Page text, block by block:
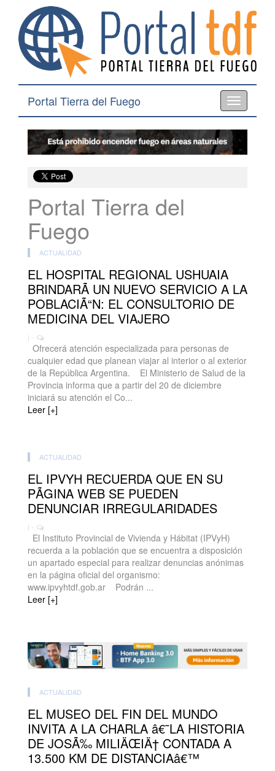
Toggle
navigation
Portal Tierra del Fuego
Portal Tierra del
Fuego
ACTUALIDAD
EL HOSPITAL REGIONAL USHUAIA
BRINDARÃ UN NUEVO SERVICIO A LA
POBLACIÃ“N: EL CONSULTORIO DE
MEDICINA DEL VIAJERO
| -
Ofrecerá atención especializada para personas de
cualquier edad que planean viajar al interior o al exterior
de la República Argentina. El Ministerio de Salud de la
Provincia informa que a partir del 20 de diciembre
iniciará su atención el Co...
Leer [+]
ACTUALIDAD
EL IPVYH RECUERDA QUE EN SU
PÃGINA WEB SE PUEDEN
DENUNCIAR IRREGULARIDADES
| -
El Instituto Provincial de Vivienda y Hábitat (IPVyH)
recuerda a la población que se encuentra a disposición
un apartado especial para realizar denuncias anónimas
en la página oficial del organismo:
www.ipvyhtdf.gob.ar Podrán ...
Leer [+]
ACTUALIDAD
EL MUSEO DEL FIN DEL MUNDO
INVITA A LA CHARLA â€˜LA HISTORIA
DE JOSÃ‰ MILIÄŒIÄ† CONTADA A
13.500 KM DE DISTANCIAâ€™